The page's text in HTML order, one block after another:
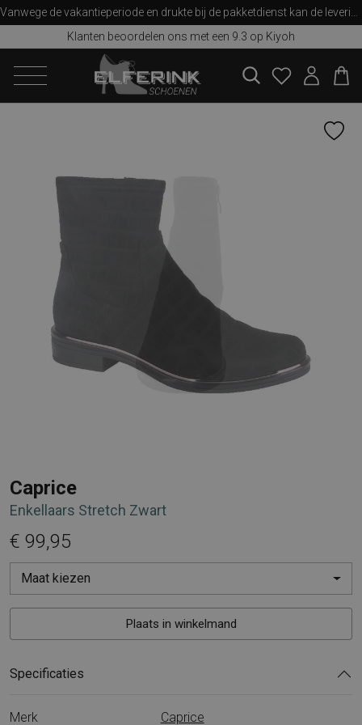
Klanten beoordelen ons met een 9.3 op Kiyoh
zoeken
Caprice
Enkellaars Stretch Zwart
€ 99,95
Maat kiezen
Plaats in winkelmand
Specificaties
Merk
Caprice